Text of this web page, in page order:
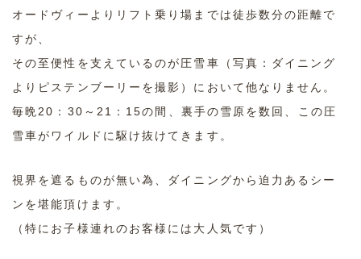
オードヴィーよりリフト乗り場までは徒歩数分の距離で
すが、
その至便性を支えているのが圧雪車（写真：ダイニング
よりピステンブーリーを撮影）において他なりません。
毎晩20：30～21：15の間、裏手の雪原を数回、この圧
雪車がワイルドに駆け抜けてきます。
視界を遮るものが無い為、ダイニングから迫力あるシー
ンを堪能頂けます。
（特にお子様連れのお客様には大人気です）